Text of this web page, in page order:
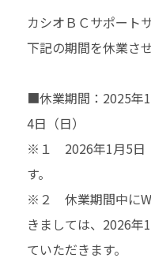
カシオＢＣサポート
下記の期間を休業さ
■休業期間：2025年
4日（日）
※１ 2026年1月5日
す。
※２ 休業期間中に
きましては、2026年
ていただきます。